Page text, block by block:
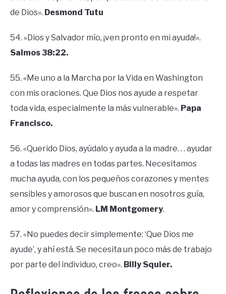
de Dios». Desmond Tutu
54. «Dios y Salvador mío, ¡ven pronto en mi ayuda!».
Salmos 38:22.
55. «Me uno a la Marcha por la Vida en Washington
con mis oraciones. Que Dios nos ayude a respetar
toda vida, especialmente la más vulnerable». Papa
Francisco.
56. «Querido Dios, ayúdalo y ayuda a la madre. . . ayudar
a todas las madres en todas partes. Necesitamos
mucha ayuda, con los pequeños corazones y mentes
sensibles y amorosos que buscan en nosotros guía,
amor y comprensión». LM Montgomery.
57. «No puedes decir simplemente: ‘Que Dios me
ayude’, y ahí está. Se necesita un poco más de trabajo
por parte del individuo, creo». Billy Squier.